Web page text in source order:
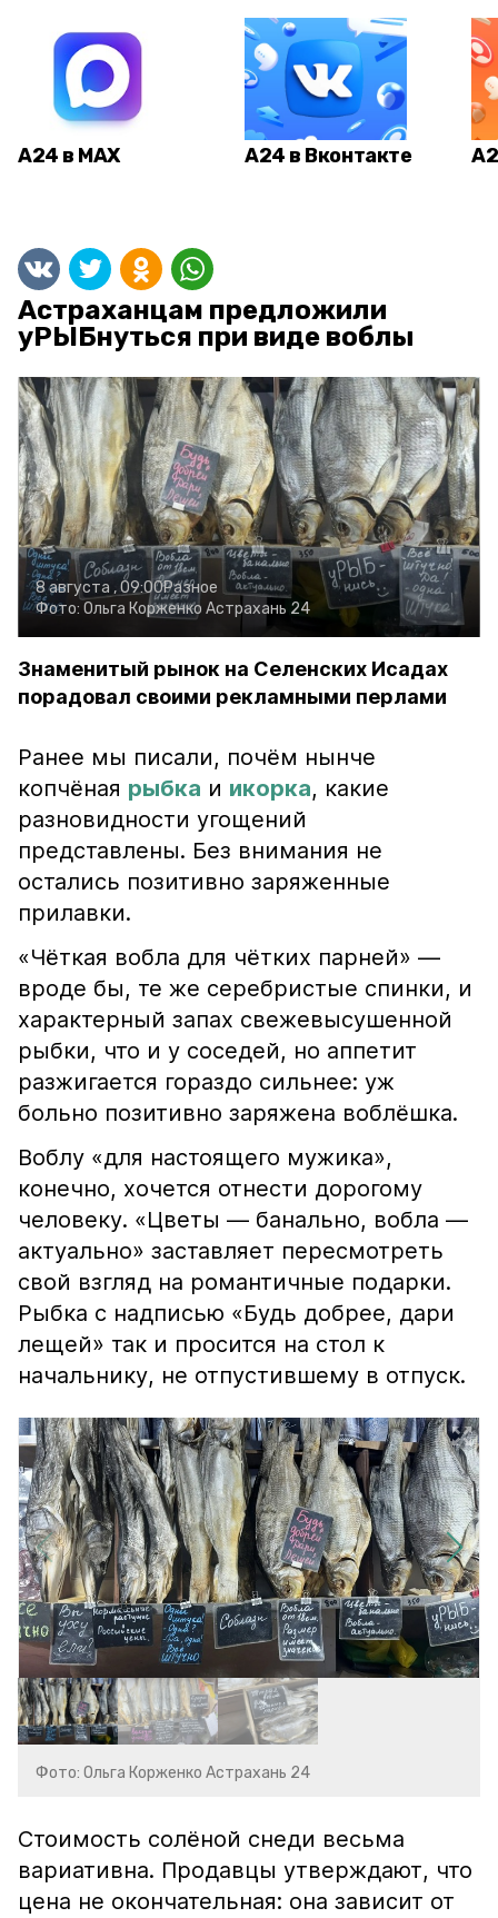
А24 в MAX А24 в Вконтакте
Астраханцам предложили
уРЫБнуться при виде воблы
8 августа , 09:00Разное
Фото: Ольга Корженко Астрахань 24
Знаменитый рынок на Селенских Исадах
порадовал своими рекламными перлами
Ранее мы писали, почём нынче
копчёная рыбка и икорка, какие
разновидности угощений
представлены. Без внимания не
остались позитивно заряженные
прилавки.
«Чёткая вобла для чётких парней» —
вроде бы, те же серебристые спинки, и
характерный запах свежевысушенной
рыбки, что и у соседей, но аппетит
разжигается гораздо сильнее: уж
больно позитивно заряжена воблёшка.
Воблу «для настоящего мужика»,
конечно, хочется отнести дорогому
человеку. «Цветы — банально, вобла —
актуально» заставляет пересмотреть
свой взгляд на романтичные подарки.
Рыбка с надписью «Будь добрее, дари
лещей» так и просится на стол к
начальнику, не отпустившему в отпуск.
Фото: Ольга Корженко Астрахань 24
Стоимость солёной снеди весьма
вариативна. Продавцы утверждают, что
цена не окончательная: она зависит от